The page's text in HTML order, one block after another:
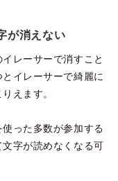
が消えない
レーサーで消すこと
イレーサーで綺麗に
えます。
った多数が参加する
字が読めなくなる可